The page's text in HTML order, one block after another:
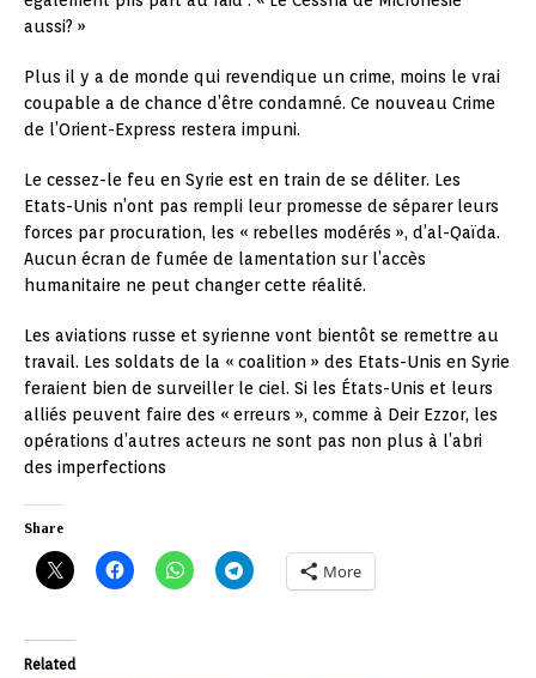
aussi? »
Plus il y a de monde qui revendique un crime, moins le vrai
coupable a de chance d’être condamné. Ce nouveau Crime
de l’Orient-Express restera impuni.
Le cessez-le feu en Syrie est en train de se déliter. Les
Etats-Unis n’ont pas rempli leur promesse de séparer leurs
forces par procuration, les « rebelles modérés », d’al-Qaïda.
Aucun écran de fumée de lamentation sur l’accès
humanitaire ne peut changer cette réalité.
Les aviations russe et syrienne vont bientôt se remettre au
travail. Les soldats de la « coalition » des Etats-Unis en Syrie
feraient bien de surveiller le ciel. Si les États-Unis et leurs
alliés peuvent faire des « erreurs », comme à Deir Ezzor, les
opérations d’autres acteurs ne sont pas non plus à l’abri
des imperfections
Share
More
Related